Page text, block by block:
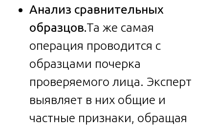
Анализ сравнительных
образцов.Та же самая
операция проводится с
образцами почерка
проверяемого лица. Эксперт
выявляет в них общие и
частные признаки, обращая